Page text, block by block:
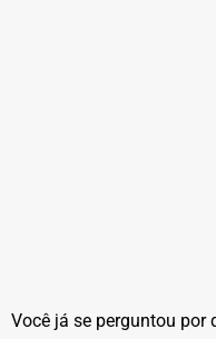
Você já se perguntou por